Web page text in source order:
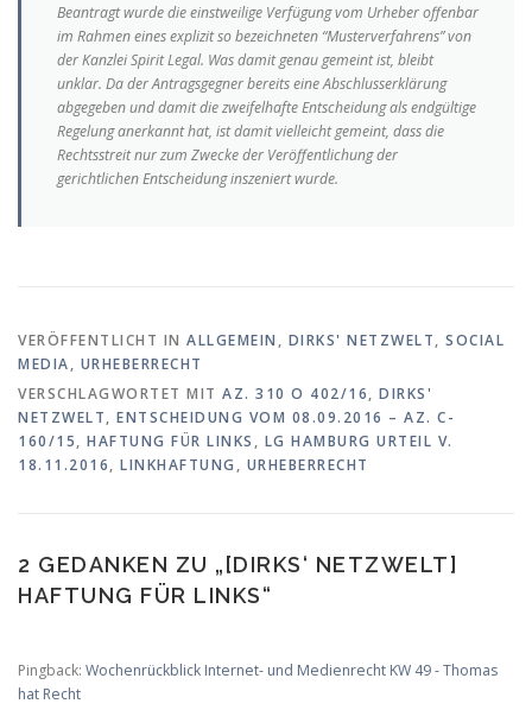
Beantragt wurde die einstweilige Verfügung vom Urheber offenbar
im Rahmen eines explizit so bezeichneten “Musterverfahrens” von
der Kanzlei Spirit Legal. Was damit genau gemeint ist, bleibt
unklar. Da der Antragsgegner bereits eine Abschlusserklärung
abgegeben und damit die zweifelhafte Entscheidung als endgültige
Regelung anerkannt hat, ist damit vielleicht gemeint, dass die
Rechtsstreit nur zum Zwecke der Veröffentlichung der
gerichtlichen Entscheidung inszeniert wurde.
VERÖFFENTLICHT IN ALLGEMEIN , DIRKS' NETZWELT, SOCIAL
MEDIA, URHEBERRECHT
VERSCHLAGWORTET MIT AZ. 310 O 402/16, DIRKS'
NETZWELT, ENTSCHEIDUNG VOM 08.09.2016 – AZ. C-
160/15, HAFTUNG FÜR LINKS , LG HAMBURG URTEIL V.
18.11.2016, LINKHAFTUNG , URHEBERRECHT
2 GEDANKEN ZU „[DIRKS‘ NETZWELT]
HAFTUNG FÜR LINKS“
Pingback: Wochenrückblick Internet- und Medienrecht KW 49 - Thomas
hat Recht